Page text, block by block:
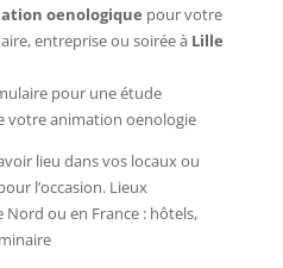
oenologique pour votre
entreprise ou soirée à Lille
pour une étude
votre animation oenologie
lieu dans vos locaux ou
l’occasion. Lieux
Nord ou en France : hôtels,